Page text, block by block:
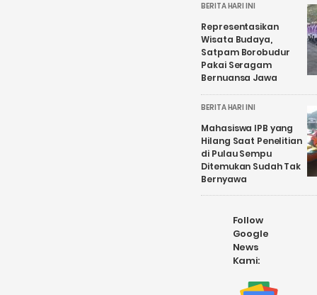
BERITA HARI INI
Representasikan
Wisata Budaya,
Satpam Borobudur
Pakai Seragam
Bernuansa Jawa
BERITA HARI INI
Mahasiswa IPB yang
Hilang Saat Penelitian
di Pulau Sempu
Ditemukan Sudah Tak
Bernyawa
Follow
Google
News
Kami: